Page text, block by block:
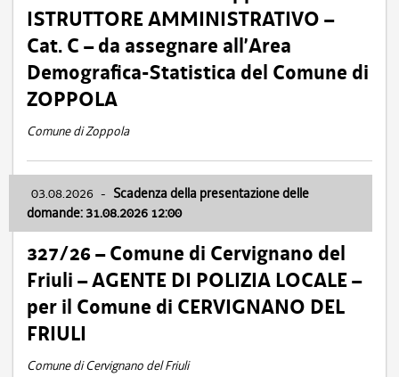
ISTRUTTORE AMMINISTRATIVO –
Cat. C – da assegnare all’Area
Demografica-Statistica del Comune di
ZOPPOLA
Comune di Zoppola
03.08.2026 - Scadenza della presentazione delle
domande: 31.08.2026 12:00
327/26 – Comune di Cervignano del
Friuli – AGENTE DI POLIZIA LOCALE –
per il Comune di CERVIGNANO DEL
FRIULI
Comune di Cervignano del Friuli